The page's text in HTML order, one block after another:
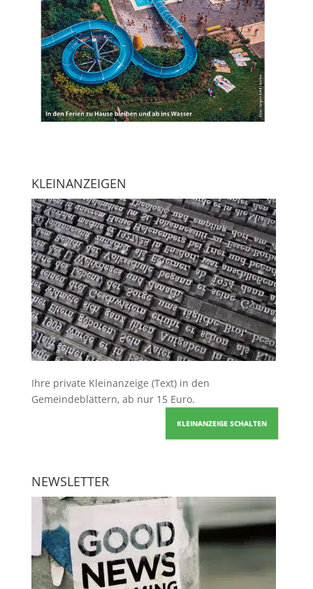
KLEINANZEIGEN
Ihre private Kleinanzeige (Text) in den
Gemeindeblättern, ab nur 15 Euro.
KLEINANZEIGE SCHALTEN
NEWSLETTER